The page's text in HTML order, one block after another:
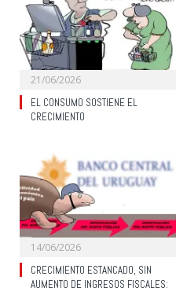
21/06/2026
EL CONSUMO SOSTIENE EL
CRECIMIENTO
14/06/2026
CRECIMIENTO ESTANCADO, SIN
AUMENTO DE INGRESOS FISCALES: